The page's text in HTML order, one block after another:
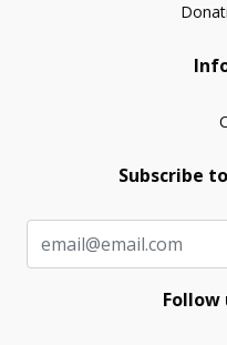
Subscribe
Follow